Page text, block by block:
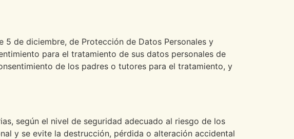
5 de diciembre, de Protección de Datos Personales y
para el tratamiento de sus datos personales de
de los padres o tutores para el tratamiento, y
según el nivel de seguridad adecuado al riesgo de los
y se evite la destrucción, pérdida o alteración accidental